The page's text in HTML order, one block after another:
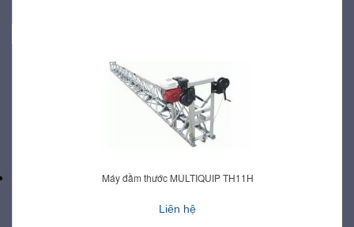
Máy đầm thước MULTIQUIP TH11H
Liên hệ